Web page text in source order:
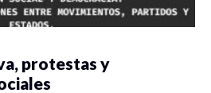
protestas y